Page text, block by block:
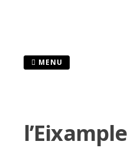
MENU